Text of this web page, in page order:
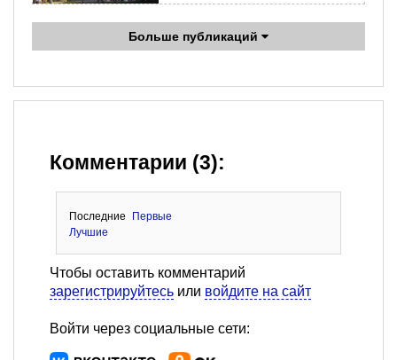
Больше публикаций
Комментарии (3):
Последние
Первые
Лучшие
Чтобы оставить комментарий
зарегистрируйтесь или войдите на сайт
Войти через социальные сети: